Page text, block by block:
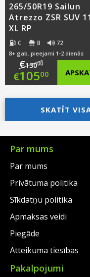
265/50R19 Sailun
Atrezzo ZSR SUV
XL RP
C B 72
8+ gab. pieejami 1-2 dienās
€13000
Original
price
was:
€130.00.
€10500
Current
price
is:
€105.00.
SKATĪT
Par mums
Par mums
Privātuma politika
Sīkdatņu politika
Apmaksas veidi
Piegāde
Atteikuma tiesības
Pakalpojumi